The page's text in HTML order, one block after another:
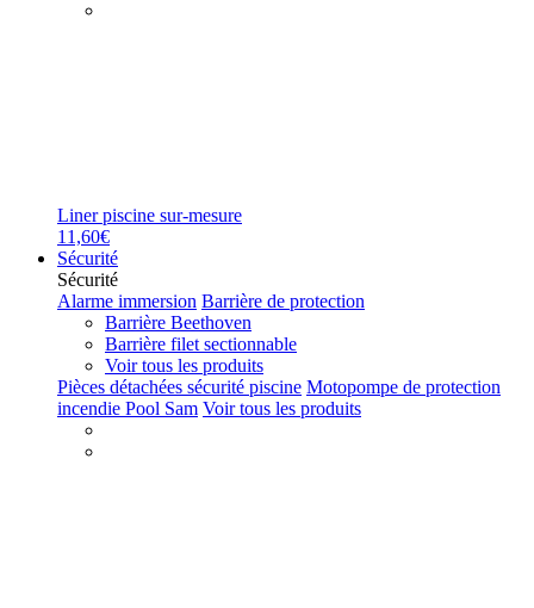
Liner piscine sur-mesure
11,60€
Sécurité
Sécurité
Alarme immersion Barrière de protection
Barrière Beethoven
Barrière filet sectionnable
Voir tous les produits
Pièces détachées sécurité piscine Motopompe de protection
incendie Pool Sam Voir tous les produits